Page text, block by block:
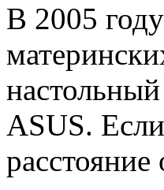
В 2005
ASUS.